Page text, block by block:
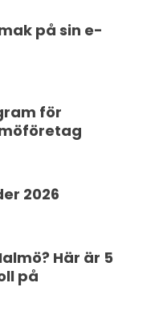
på sin e-
för
2026
Här är 5
på